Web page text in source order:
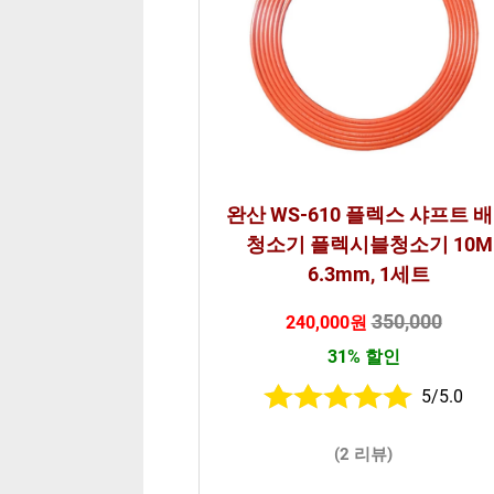
완산 WS-610 플렉스 샤프트
청소기 플렉시블청소기 10M
6.3mm, 1세트
240,000원350,000
31% 할인
5/5.0
(2 리뷰)